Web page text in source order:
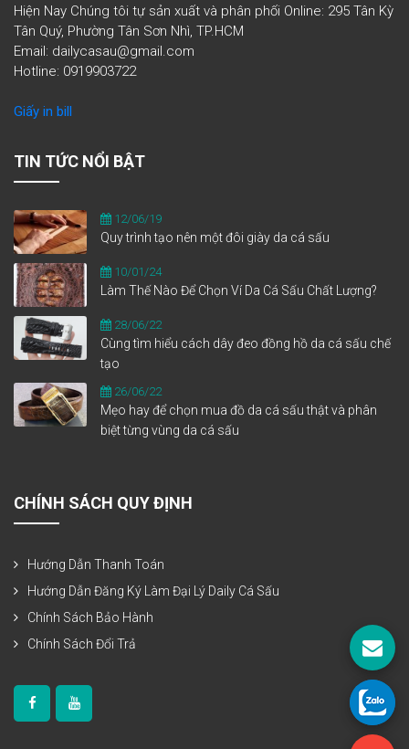
Hiện Nay Chúng tôi tự sản xuất và phân phối Online: 295 Tân Kỳ
Tân Quý, Phường Tân Sơn Nhì, TP.HCM
Email: dailycasau@gmail.com
Hotline: 0919903722
Giấy in bill
TIN TỨC NỔI BẬT
12/06/19
Quy trình tạo nên một đôi giày da cá sấu
10/01/24
Làm Thế Nào Để Chọn Ví Da Cá Sấu Chất Lượng?
28/06/22
Cùng tìm hiểu cách dây đeo đồng hồ da cá sấu chế
tạo
26/06/22
Mẹo hay để chọn mua đồ da cá sấu thật và phân
biệt từng vùng da cá sấu
CHÍNH SÁCH QUY ĐỊNH
Hướng Dẫn Thanh Toán
Hướng Dẫn Đăng Ký Làm Đại Lý Daily Cá Sấu
Chính Sách Bảo Hành
Chính Sách Đổi Trả